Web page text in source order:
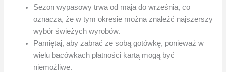
Sezon wypasowy trwa od maja do września, co
oznacza, że w tym okresie można znaleźć najszerszy
wybór świeżych wyrobów.
Pamiętaj, aby zabrać ze sobą gotówkę, ponieważ w
wielu bacówkach płatności kartą mogą być
niemożliwe.